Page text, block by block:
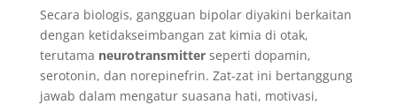
Secara biologis, gangguan bipolar diyakini berkaitan
dengan ketidakseimbangan zat kimia di otak,
terutama neurotransmitterseperti dopamin,
serotonin, dan norepinefrin. Zat-zat ini bertanggung
jawab dalam mengatur suasana hati, motivasi,